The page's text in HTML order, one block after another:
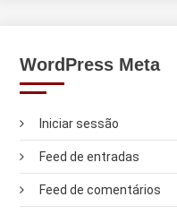
WordPress Meta
Iniciar sessão
Feed de entradas
Feed de comentários